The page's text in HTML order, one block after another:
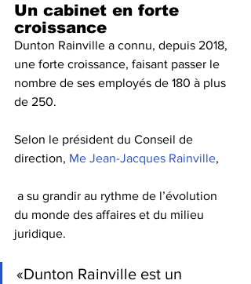
Un cabinet en forte
croissance
Dunton Rainville a connu, depuis 2018,
une forte croissance, faisant passer le
nombre de ses employés de 180 à plus
de 250.
Selon le président du Conseil de
direction, Me Jean-Jacques Rainville,
du monde des affaires et du milieu
juridique.
«Dunton Rainville est un